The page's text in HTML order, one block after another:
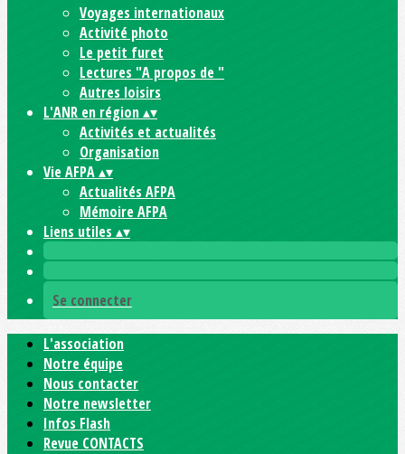
Voyages internationaux
Activité photo
Le petit furet
Lectures "A propos de "
Autres loisirs
L'ANR en région▴▾
Activités et actualités
Organisation
Vie AFPA▴▾
Actualités AFPA
Mémoire AFPA
Liens utiles ▴▾
Se connecter
L'association
Notre équipe
Nous contacter
Notre newsletter
Infos Flash
Revue CONTACTS